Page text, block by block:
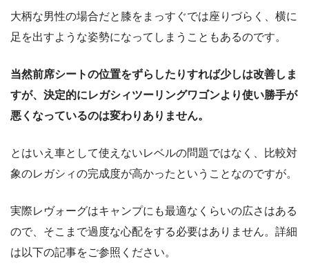
大柄な男性の場合だと膝をまっすぐでは座りづらく、横に
足を出すような姿勢になってしまうこともあるのです。
当然前席シートの位置をずらしたりすれば少しは改善しま
すが、決定的にレガシィツーリングワゴンより使い勝手が
悪くなっているのは変わりありません。
とはいえ車として使えないレベルの問題ではなく、比較対
象のレガシィの完成度が高かったということなのですが。
実際レヴォーグはキャンプにも最適なくらいの広さはある
ので、そこまで過度な心配をする必要はありません。詳細
は以下の記事をご参照ください。